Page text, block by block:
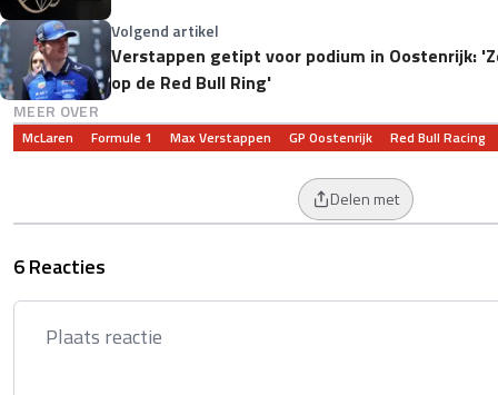
Volgend artikel
Verstappen getipt voor podium in Oostenrijk:
op de Red Bull Ring'
MEER OVER
McLaren Formule 1 Max Verstappen GP Oostenrijk Red Bull Racing
Delen met
6 Reacties